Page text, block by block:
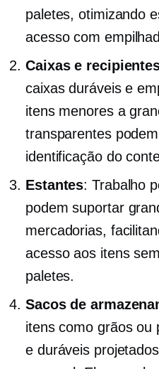
paletes, otimizando
acesso com
Caixas e
caixas duráveis ​​e
itens menores a
transparentes
identificação do
Estantes:Trabalho
podem suportar
mercadorias,
acesso aos itens
paletes.
Sacos de
itens como grãos ou
e duráveis